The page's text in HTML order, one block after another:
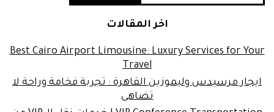
اخر المقالات
Best Cairo Airport Limousine: Luxury Services for Your
Travel
ايجار مرسيدس وليموزين القاهرة : تجربة فخامة وراحة لا
تضاهى